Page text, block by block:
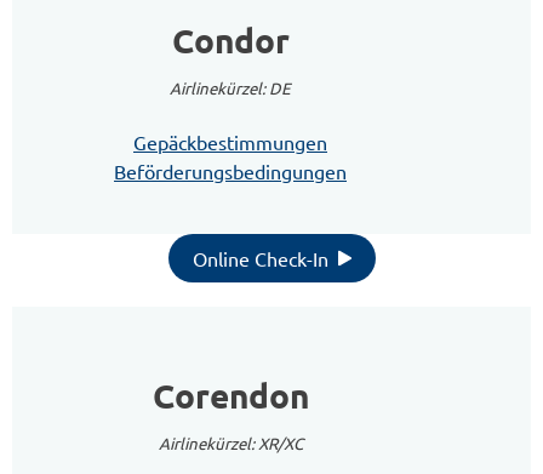
Condor
Airlinekürzel: DE
Gepäckbestimmungen
Beförderungsbedingungen
Online Check-In
Corendon
Airlinekürzel: XR/XC